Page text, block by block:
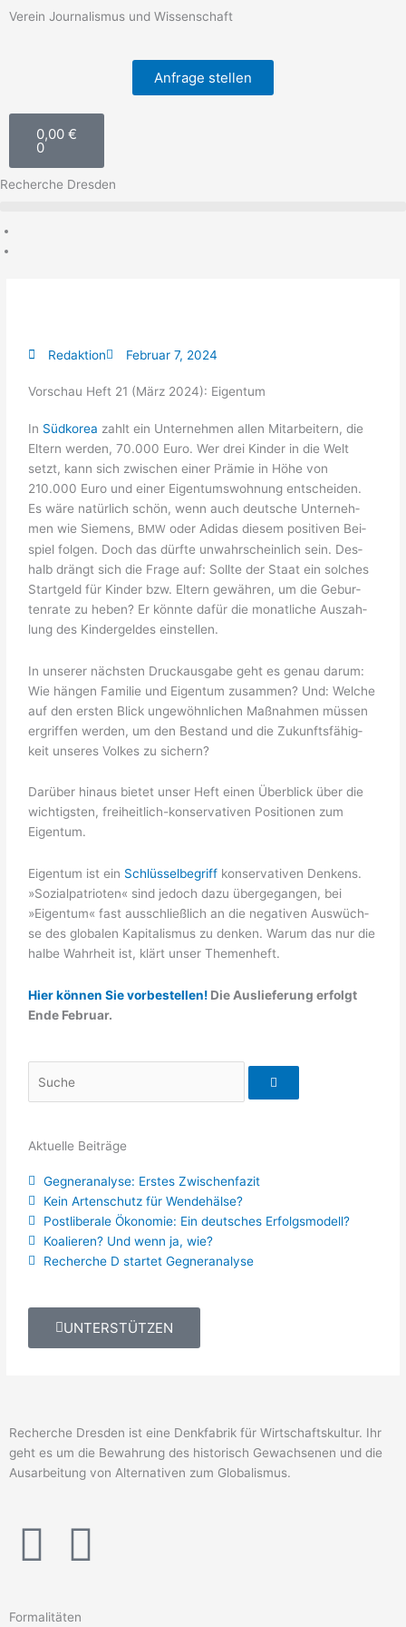
ZumVerein Journalismus und Wissenschaft
Anfrage stellen
0,00 €
0
Warenkorb
Recherche Dresden
Redaktion Februar 7, 2024
Vorschau Heft 21 (März 2024): Eigentum
In Süd­ko­rea zahlt ein Unter­neh­men allen Mit­ar­bei­tern, die
Eltern wer­den, 70.000 Euro. Wer drei Kin­der in die Welt
setzt, kann sich zwi­schen einer Prä­mie in Höhe von
210.000 Euro und einer Eigen­tums­woh­nung ent­schei­den.
Es wäre natür­lich schön, wenn auch deut­sche Unter­neh­
men wie Sie­mens, BMW oder Adi­das die­sem posi­ti­ven Bei­
spiel fol­gen. Doch das dürf­te unwahr­schein­lich sein. Des­
halb drängt sich die Fra­ge auf: Soll­te der Staat ein sol­ches
Start­geld für Kin­der bzw. Eltern gewäh­ren, um die Gebur­
ten­ra­te zu heben? Er könn­te dafür die monat­li­che Aus­zah­
lung des Kin­der­gel­des einstellen.
In unse­rer nächs­ten Druck­aus­ga­be geht es genau dar­um:
Wie hän­gen Fami­lie und Eigen­tum zusam­men? Und: Wel­che
auf den ers­ten Blick unge­wöhn­li­chen Maß­nah­men müs­sen
ergrif­fen wer­den, um den Bestand und die Zukunfts­fä­hig­
keit unse­res Vol­kes zu sichern?
Dar­über hin­aus bie­tet unser Heft einen Über­blick über die
wich­tigs­ten, frei­heit­lich-kon­ser­va­ti­ven Posi­tio­nen zum
Eigentum.
Eigen­tum ist ein Schlüs­sel­be­griff kon­ser­va­ti­ven Den­kens.
»Sozi­al­pa­trio­ten« sind jedoch dazu über­ge­gan­gen, bei
»Eigen­tum« fast aus­schließ­lich an die nega­ti­ven Aus­wüch­
se des glo­ba­len Kapi­ta­lis­mus zu den­ken. War­um das nur die
hal­be Wahr­heit ist, klärt unser Themenheft.
Hier können Sie vorbestellen! Die Auslieferung erfolgt
Ende Februar.
Aktuelle Beiträge
Gegneranalyse: Erstes Zwischenfazit
Kein Artenschutz für Wendehälse?
Postliberale Ökonomie: Ein deutsches Erfolgsmodell?
Koalieren? Und wenn ja, wie?
Recherche D startet Gegneranalyse
UNTERSTÜTZEN
Recherche Dresden ist eine Denkfabrik für Wirtschaftskultur. Ihr
geht es um die Bewahrung des historisch Gewachsenen und die
Ausarbeitung von Alternativen zum Globalismus.
F
T
Formalitäten